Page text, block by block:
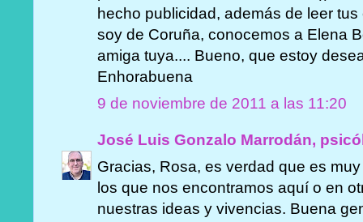
hecho publicidad, además de leer
soy de Coruña, conocemos a Elena
amiga tuya.... Bueno, que estoy
Enhorabuena
9 de noviembre de 2011 a las 11:20
José Luis Gonzalo Marrodán,
Gracias, Rosa, es verdad que es
los que nos encontramos aquí o en
nuestras ideas y vivencias. Buena